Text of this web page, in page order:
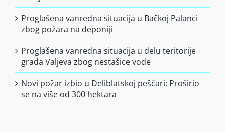
Proglašena vanredna situacija u Bačkoj Palanci
zbog požara na deponiji
Proglašena vanredna situacija u delu teritorije
grada Valjeva zbog nestašice vode
Novi požar izbio u Deliblatskoj peščari: Proširio
se na više od 300 hektara